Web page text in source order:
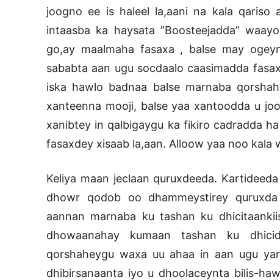
joogno ee is haleel la,aani na kala
intaasba ka haysata ”Boosteejadda”
go,ay maalmaha fasaxa , balse may
sababta aan ugu socdaalo caasimadda
iska hawlo badnaa balse marnaba
xanteenna mooji, balse yaa xantoodda u
xanibtey in qalbigaygu ka fikiro cadradda
fasaxdey xisaab la,aan. Alloow yaa noo kala
Keliya maan jeclaan quruxdeeda.
dhowr qodob oo dhammeystirey
aannan marnaba ku tashan ku
dhowaanahay kumaan tashan ku
qorshaheygu waxa uu ahaa in aan ugu
dhibirsanaanta iyo u dhoolaceynta bilis-